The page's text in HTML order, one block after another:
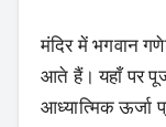
मंदिर में भगवान
आते हैं। यहाँ पर
आध्यात्मिक ऊर्जा